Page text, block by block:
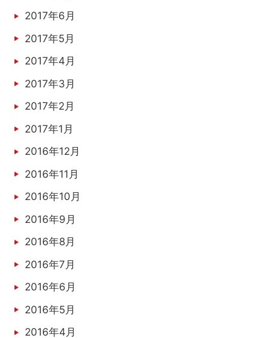
2017年6月
2017年5月
2017年4月
2017年3月
2017年2月
2017年1月
2016年12月
2016年11月
2016年10月
2016年9月
2016年8月
2016年7月
2016年6月
2016年5月
2016年4月